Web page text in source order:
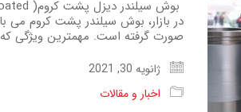
در بازار، بوش سیلندر پشت کروم
صورت گرفته است. مهمترین ویژگی
ژانویه 30, 2021
اخبار و مقالات